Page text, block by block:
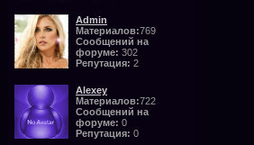
Admin
Материалов:769
Сообщений на
форуме: 302
Репутация: 2
Alexey
Материалов:722
Сообщений на
форуме: 0
Репутация: 0